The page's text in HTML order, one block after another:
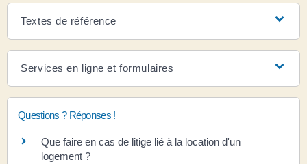
Textes de référence
Services en ligne et formulaires
Questions ? Réponses !
Que faire en cas de litige lié à la location d'un
logement ?